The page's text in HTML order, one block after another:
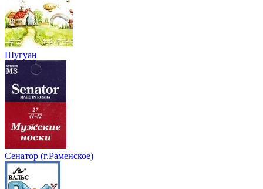
Шугуан
Сенатор (г.Раменское)